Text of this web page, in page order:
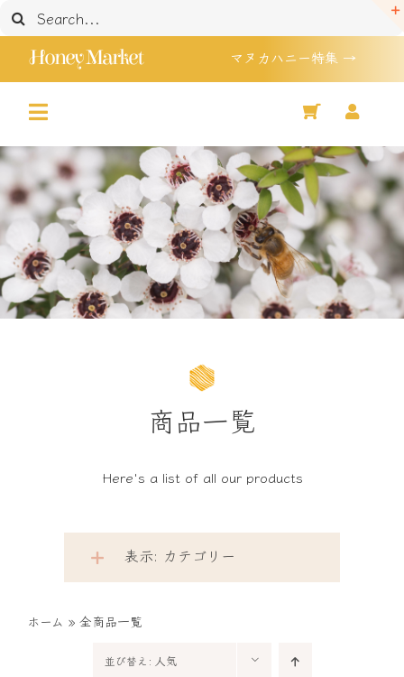
Skip
to
content
検
索
マヌカハニー特集 →
Honey Market
Toggle
Navigation
マヌカハニー 特集
Shop
セール品
買い物かご
商品一覧
Here's a list of all our products
ホーム » 全商品一覧
表示: カテゴリー
並び替え: 人気